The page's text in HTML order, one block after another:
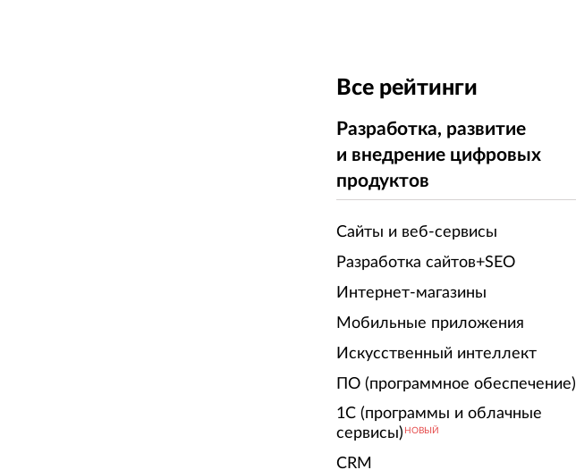
Все рейтинги
Разработка, развитие
и внедрение цифровых
продуктов
Сайты и веб-сервисы
Разработка сайтов+SEO
Интернет-магазины
Мобильные приложения
Искусственный интеллект
ПО (программное обеспечение)
1С (программы и облачные
сервисы) НОВЫЙ
CRM